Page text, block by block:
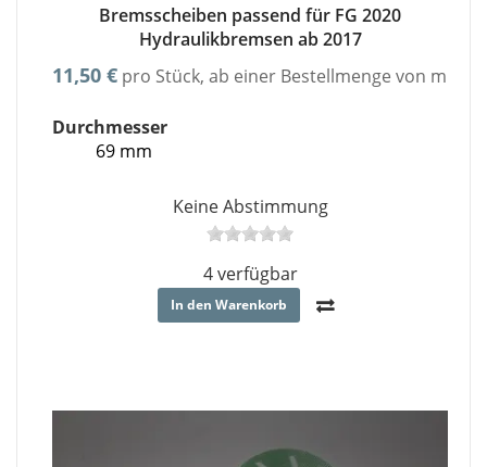
Bremsscheiben passend für FG 2020
Hydraulikbremsen ab 2017
11,50 € pro Stück, ab einer Bestellmenge von
Durchmesser
69 mm
Keine Abstimmung
4 verfügbar
In den Warenkorb